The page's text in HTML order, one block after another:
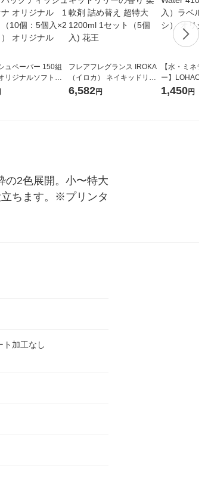
ュペーパー 150組
リジナルソフトパ
ッシュ フィオナ オ
フレアフレグランス IROKA
（イロカ） ネイキッドリリ
ーの香り 柔軟剤 詰め替え 超
6,582円
【水・ミネラ
ー】LOHACO
1箱（20本入
1,450円
の2色展開。小〜特大
ちます。※プリンタ
ト加工なし